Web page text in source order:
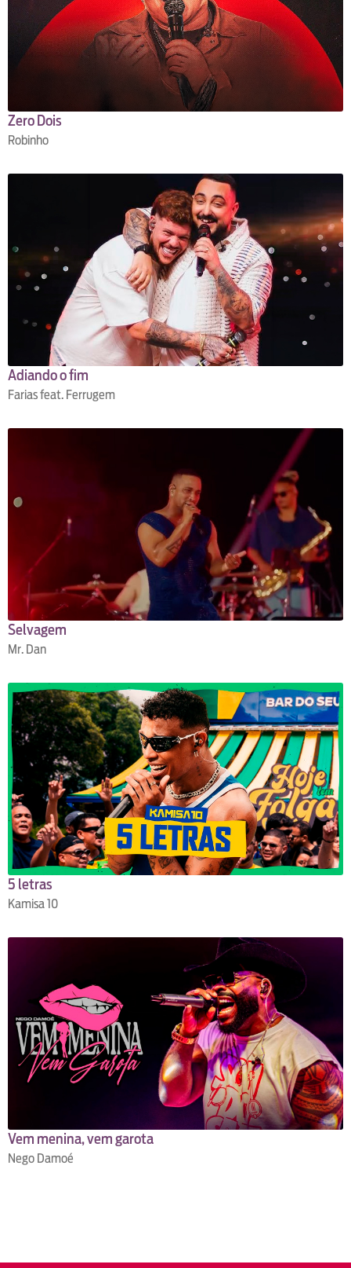
Zero Dois
Robinho
Adiando o fim
Farias feat. Ferrugem
Selvagem
Mr. Dan
5 letras
Kamisa 10
Vem menina, vem garota
Nego Damoé